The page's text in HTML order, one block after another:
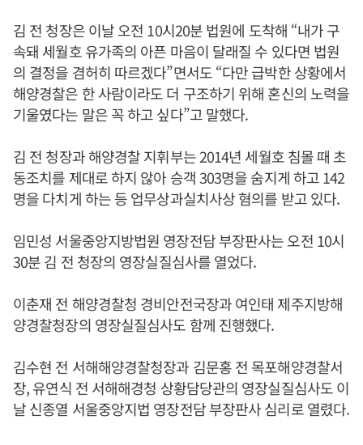
김 전 청장은 이날 오전 10시20분 법원에 도착해 “내가 구
속돼 세월호 유가족의 아픈 마음이 달래질 수 있다면 법원
의 결정을 겸허히 따르겠다”면서도 “다만 급박한 상황에서
해양경찰은 한 사람이라도 더 구조하기 위해 혼신의 노력을
기울였다는 말은 꼭 하고 싶다”고 말했다.
김 전 청장과 해양경찰 지휘부는 2014년 세월호 침몰 때 초
동조치를 제대로 하지 않아 승객 303명을 숨지게 하고 142
명을 다치게 하는 등 업무상과실치사상 혐의를 받고 있다.
임민성 서울중앙지방법원 영장전담 부장판사는 오전 10시
30분 김 전 청장의 영장실질심사를 열었다.
이춘재 전 해양경찰청 경비안전국장과 여인태 제주지방해
양경찰청장의 영장실질심사도 함께 진행했다.
김수현 전 서해해양경찰청장과 김문홍 전 목포해양경찰서
장, 유연식 전 서해해경청 상황담당관의 영장실질심사도 이
날 신종열 서울중앙지법 영장전담 부장판사 심리로 열렸다.